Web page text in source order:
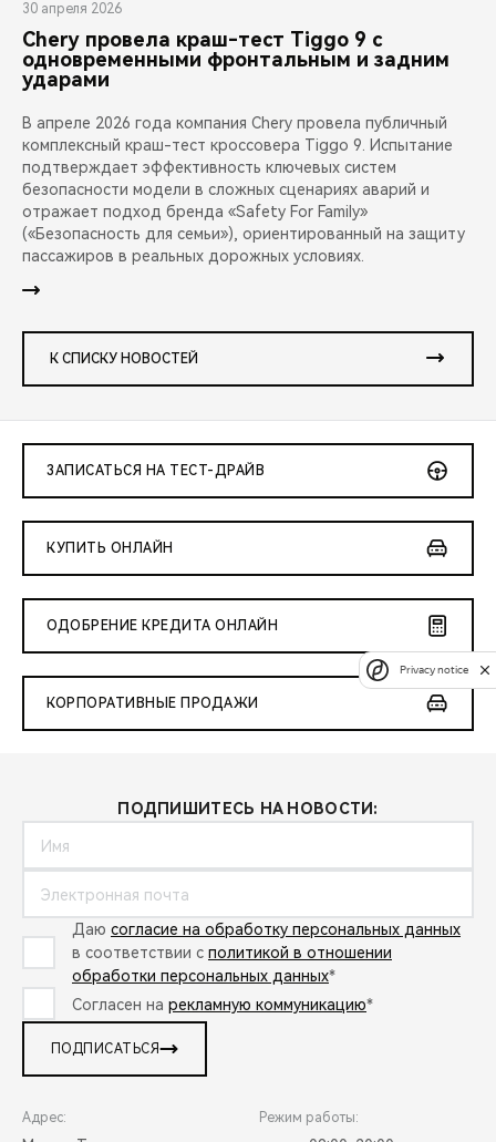
30 апреля 2026
Chery провела краш-тест Tiggo 9 с
одновременными фронтальным и задним
ударами
В апреле 2026 года компания Chery провела публичный
комплексный краш-тест кроссовера Tiggo 9. Испытание
подтверждает эффективность ключевых систем
безопасности модели в сложных сценариях аварий и
отражает подход бренда «Safety For Family»
(«Безопасность для семьи»), ориентированный на защиту
пассажиров в реальных дорожных условиях.
К СПИСКУ НОВОСТЕЙ
ЗАПИСАТЬСЯ НА ТЕСТ-ДРАЙВ
КУПИТЬ ОНЛАЙН
ОДОБРЕНИЕ КРЕДИТА ОНЛАЙН
КОРПОРАТИВНЫЕ ПРОДАЖИ
ПОДПИШИТЕСЬ НА НОВОСТИ:
Даю согласие на обработку персональных данных
в соответствии с политикой в отношении
обработки персональных данных*
Согласен на рекламную коммуникацию*
ПОДПИСАТЬСЯ
Адрес: Режим работы:
Privacy notice